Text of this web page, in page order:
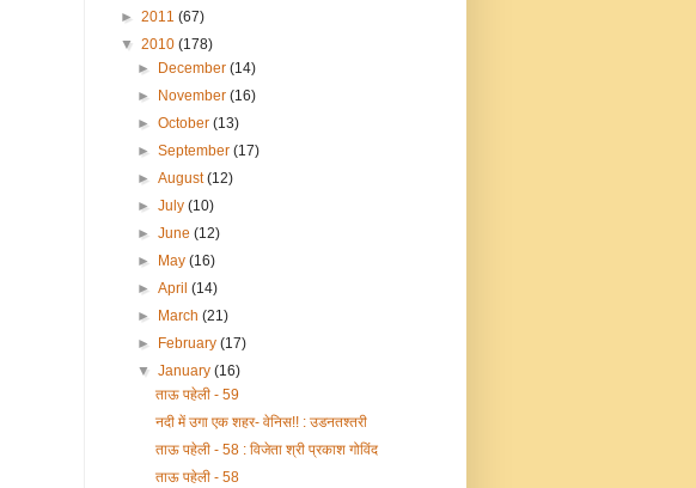
► 2011 (67)
▼ 2010 (178)
►
December(14)
►
November(16)
►October(13)
►September(17)
►August(12)
►July(10)
►June(12)
►
May(16)
►April(14)
►
March(21)
►
February(17)
▼January(16)
ताऊ पहेली - 59
नदी में उगा एक शहर- वेनिस!! : उडनतश्तरी
ताऊ पहेली - 58 : विजेता श्री प्रकाश गोविंद
ताऊ पहेली - 58